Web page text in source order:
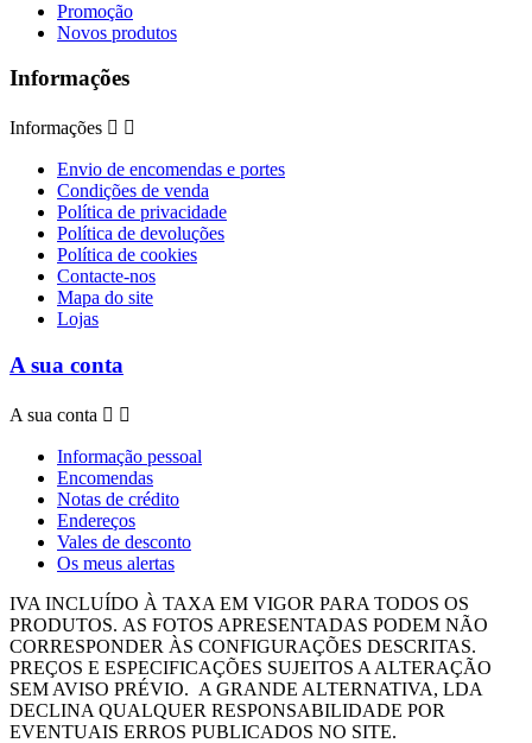
Promoção
Novos produtos
Informações
Informações  
Envio de encomendas e portes
Condições de venda
Política de privacidade
Política de devoluções
Política de cookies
Contacte-nos
Mapa do site
Lojas
A sua conta
A sua conta  
Informação pessoal
Encomendas
Notas de crédito
Endereços
Vales de desconto
Os meus alertas
IVA INCLUÍDO À TAXA EM VIGOR PARA TODOS OS
PRODUTOS. AS FOTOS APRESENTADAS PODEM NÃO
CORRESPONDER ÀS CONFIGURAÇÕES DESCRITAS.
PREÇOS E ESPECIFICAÇÕES SUJEITOS A ALTERAÇÃO
SEM AVISO PRÉVIO. A GRANDE ALTERNATIVA, LDA
DECLINA QUALQUER RESPONSABILIDADE POR
EVENTUAIS ERROS PUBLICADOS NO SITE.